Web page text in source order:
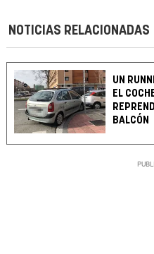
NOTICIAS RELACIONADAS
UN
EL
BALCÓN